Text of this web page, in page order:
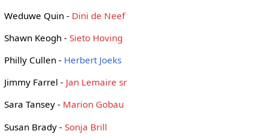
Weduwe Quin - Dini de Neef
Shawn Keogh - Sieto Hoving
Philly Cullen - Herbert Joeks
Jimmy Farrel - Jan Lemaire sr
Sara Tansey - Marion Gobau
Susan Brady - Sonja Brill